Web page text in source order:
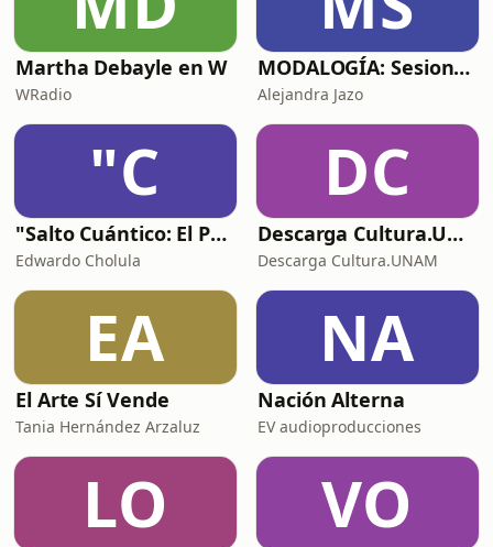
Martha Debayle en W
WRadio
MODALOGÍA: Sesiones de Moda y Estilo
Alejandra Jazo
"C
"Salto Cuántico: El Podcast de Eduardo Cholula"
Edwardo Cholula
DC
Descarga Cultura.UNAM
Descarga Cultura.UNAM
EA
El Arte Sí Vende
Tania Hernández Arzaluz
NA
Nación Alterna
EV audioproducciones
LO VO